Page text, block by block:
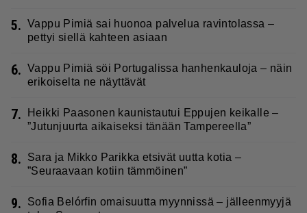
5. Vappu Pimiä sai huonoa palvelua ravintolassa –
pettyi siellä kahteen asiaan
6. Vappu Pimiä söi Portugalissa hanhenkauloja – näin
erikoiselta ne näyttävät
7.
Heikki Paasonen kaunistautui Eppujen keikalle –
”Jutunjuurta aikaiseksi tänään Tampereella”
8.
Sara ja Mikko Parikka etsivät uutta kotia –
”Seuraavaan kotiin tämmöinen”
9.
Sofia Belórfin omaisuutta myynnissä – jälleenmyyjä